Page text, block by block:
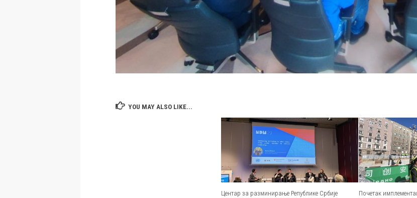
YOU MAY ALSO LIKE...
Центар за разминирање Републике Србије
Почетак